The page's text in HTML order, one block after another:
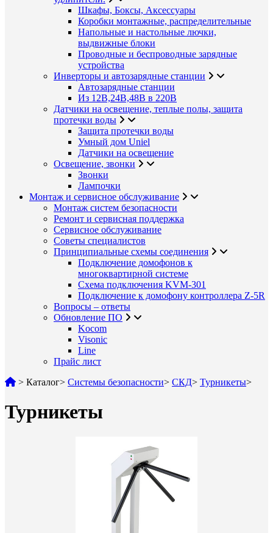
Шкафы, Боксы, Аксессуары
Коробки монтажные, распределительные
Напольные и настольные лючки,
выдвижные блоки
Проводные и беспроводные зарядные
устройства
Инверторы и автозарядные станции
Автозарядные станции
Из 12В,24В,48В в 220В
Датчики на освещение, теплые полы, защита
протечки воды
Защита протечки воды
Умный дом Uniel
Датчики на освещение
Освещение, звонки
Звонки
Лампочки
Монтаж и сервисное обслуживание
Монтаж систем безопасности
Ремонт и сервисная поддержка
Сервисное обслуживание
Советы специалистов
Принципиальные схемы соединения
Подключение домофонов к
многоквартирной системе
Схема подключения KVM-301
Подключение к домофону контроллера Z-5R
Вопросы – ответы
Обновление ПО
Kocom
Visonic
Line
Прайс лист
> Каталог> Системы безопасности> СКД> Турникеты>
Турникеты